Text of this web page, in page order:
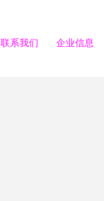
联系我们 企业信息